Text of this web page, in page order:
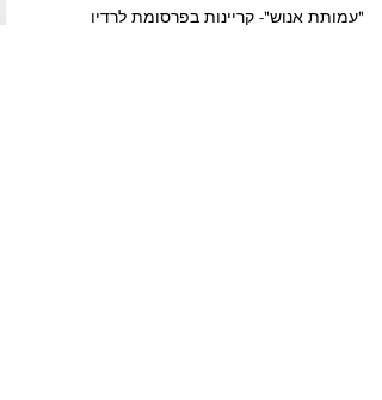
"עמותת אנוש"- קריינות בפרסומת לרדיו